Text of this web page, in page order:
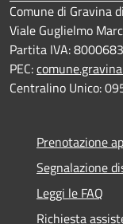
Comune di Gravina
Viale Guglielmo
Partita IVA:
PEC:
Centralino Unico:
Prenotazione
Segnalazione
Leggi le FAQ
Richiesta